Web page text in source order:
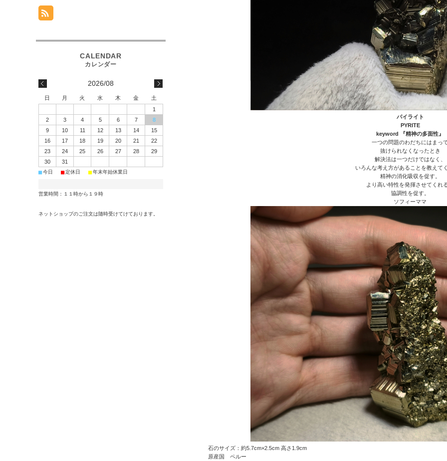
パイライト
PYRITE
keyword 『精神の多面性』
一つの問題のわだちにはまっ
抜けられなくなったとき
解決法は一つだけではなく、
いろんな考え方があることを教えて
精神の消化吸収を促す。
より高い特性を発揮させてくれ
協調性を促す。
ソフィーママ
石のサイズ：約5.7cm×2.5cm 高さ1.9cm
原産国 ペルー
2026/08
日 月 火 水 木 金
土
1
2
3 4 5 6 7
8
9
10 11 12 13 14
15
16
17 18 19 20 21
22
23
24 25 26 27 28
29
30
31
■今日 ■定休日 ■年末年始休業日
営業時間：１１時から１９時
ネットショップのご注文は随時受けてけております。